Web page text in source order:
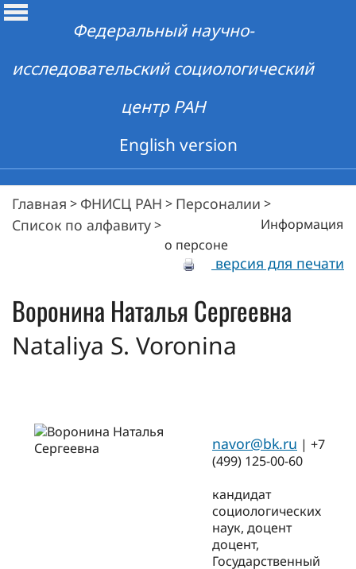
Федеральный научно-
исследовательский социологический
центр РАН
English version
Главная > ФНИСЦ РАН > Персоналии >
Список по алфавиту>
Информация
о персоне
версия для печати
Воронина Наталья Сергеевна
Nataliya S. Voronina
navor@bk.ru | +7
(499) 125-00-60
кандидат
социологических
наук, доцент
доцент,
Государственный